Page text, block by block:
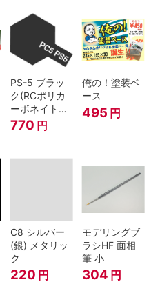
PS-5 ブラッ
ク(RCポリカ
ーボネイトボ
ディ塗装用)
770 円
俺の！塗装ベ
ース
495 円
C8 シルバー
(銀) メタリッ
ク
220 円
モデリングブ
ラシHF 面相
筆 小
304 円